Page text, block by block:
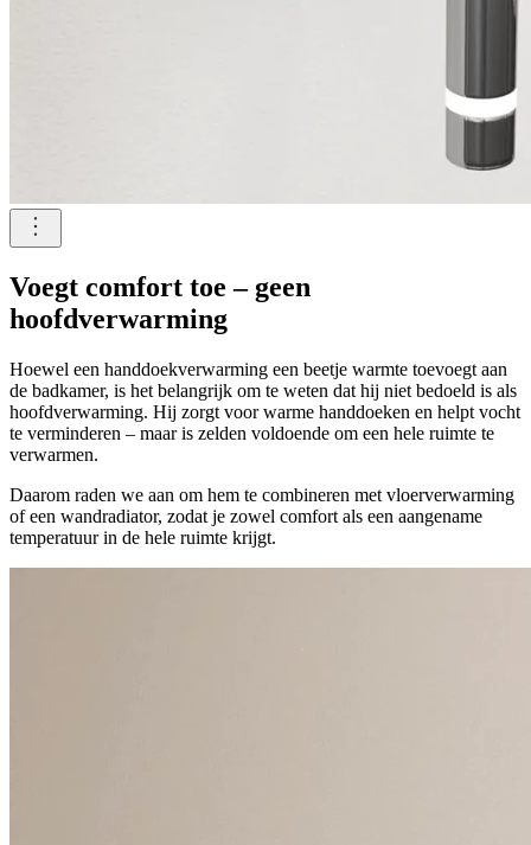
Voegt comfort toe – geen
hoofdverwarming
Hoewel een handdoekverwarming een beetje warmte toevoegt aan
de badkamer, is het belangrijk om te weten dat hij niet bedoeld is als
hoofdverwarming. Hij zorgt voor warme handdoeken en helpt vocht
te verminderen – maar is zelden voldoende om een hele ruimte te
verwarmen.
Daarom raden we aan om hem te combineren met vloerverwarming
of een wandradiator, zodat je zowel comfort als een aangename
temperatuur in de hele ruimte krijgt.